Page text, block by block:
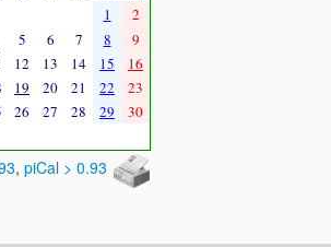
1
2
5 6 7 8
9
12 13 14 15
16
19 20 21 22
23
26 27 28 29 30
, piCal > 0.93